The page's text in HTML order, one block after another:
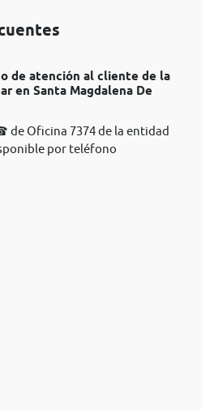
de atención al cliente de la
en Santa Magdalena De
Oficina 7374 de la entidad
por teléfono